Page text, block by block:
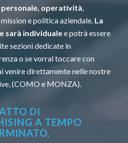
personale, operatività
e politica aziendale. La
sarà individualee potrà essere
sezioni dedicate in
o se vorrai toccare con
venire direttamente nelle nostre
(COMO e MONZA).
DI
A TEMPO